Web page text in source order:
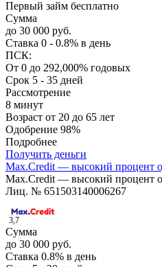
Первый займ бесплатно
Сумма
до 30 000 руб.
Ставка 0 - 0.8% в день
ПСК:
От 0 до 292,000% годовых
Срок 5 - 35 дней
Рассмотрение
8 минут
Возраст от 20 до 65 лет
Одобрение 98%
Подробнее
Получить деньги
Max.Credit — высокий процент
Max.Credit — высокий процент
Лиц. № 651503140006267
3,7
Сумма
до 30 000 руб.
Ставка 0.8% в день